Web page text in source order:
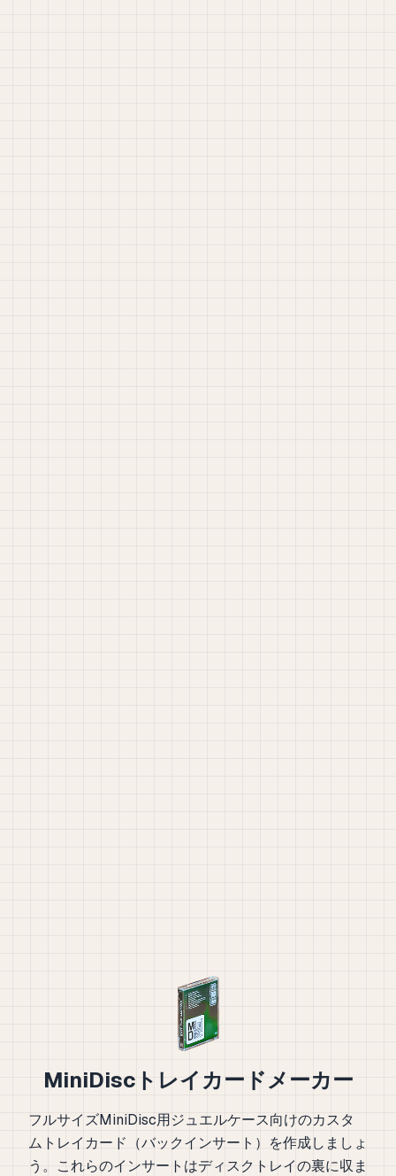
MiniDiscトレイカードメーカー
フルサイズMiniDisc用ジュエルケース向けのカスタ
ムトレイカード（バックインサート）を作成しましょ
う。これらのインサートはディスクトレイの裏に収ま